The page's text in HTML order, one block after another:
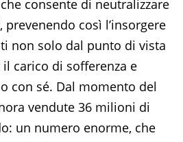
consente di neutralizzare
così l’insorgere
non solo dal punto di vista
carico di sofferenza e
con sé. Dal momento del
vendute 36 milioni di
un numero enorme, che